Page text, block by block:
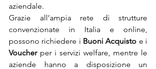
aziendale.
Grazie all’ampia rete di strutture
convenzionate in Italia e online,
possono richiedere i Buoni Acquisto
Voucher per i servizi welfare, mentre le